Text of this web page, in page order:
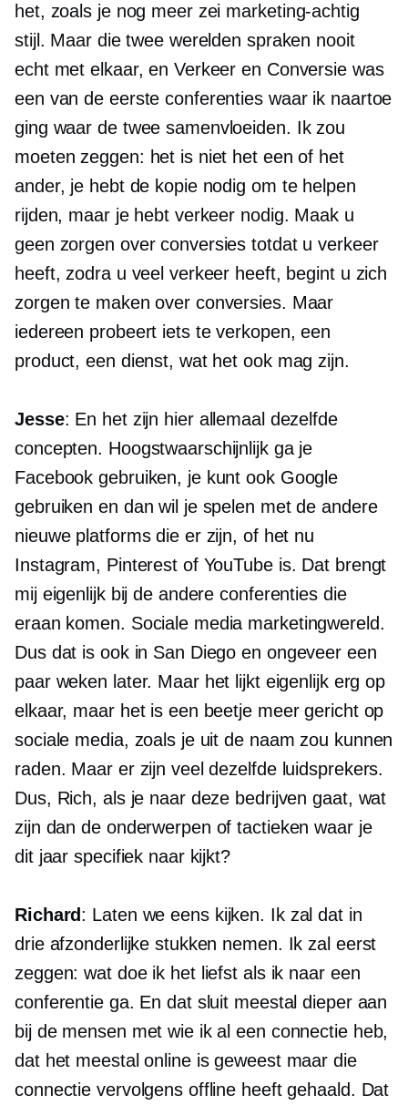
het, zoals je nog meer zei marketing-achtig
stijl. Maar die twee werelden spraken nooit
echt met elkaar, en Verkeer en Conversie was
een van de eerste conferenties waar ik naartoe
ging waar de twee samenvloeiden. Ik zou
moeten zeggen: het is niet het een of het
ander, je hebt de kopie nodig om te helpen
rijden, maar je hebt verkeer nodig. Maak u
geen zorgen over conversies totdat u verkeer
heeft, zodra u veel verkeer heeft, begint u zich
zorgen te maken over conversies. Maar
iedereen probeert iets te verkopen, een
product, een dienst, wat het ook mag zijn.
Jesse: En het zijn hier allemaal dezelfde
concepten. Hoogstwaarschijnlijk ga je
Facebook gebruiken, je kunt ook Google
gebruiken en dan wil je spelen met de andere
nieuwe platforms die er zijn, of het nu
Instagram, Pinterest of YouTube is. Dat brengt
mij eigenlijk bij de andere conferenties die
eraan komen. Sociale media marketingwereld.
Dus dat is ook in San Diego en ongeveer een
paar weken later. Maar het lijkt eigenlijk erg op
elkaar, maar het is een beetje meer gericht op
sociale media, zoals je uit de naam zou kunnen
raden. Maar er zijn veel dezelfde luidsprekers.
Dus, Rich, als je naar deze bedrijven gaat, wat
zijn dan de onderwerpen of tactieken waar je
dit jaar specifiek naar kijkt?
Richard: Laten we eens kijken. Ik zal dat in
drie afzonderlijke stukken nemen. Ik zal eerst
zeggen: wat doe ik het liefst als ik naar een
conferentie ga. En dat sluit meestal dieper aan
bij de mensen met wie ik al een connectie heb,
dat het meestal online is geweest maar die
connectie vervolgens offline heeft gehaald. Dat